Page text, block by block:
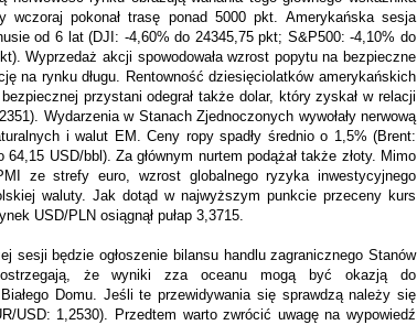
pokonał trasę ponad 5000 pkt. Amerykańska sesja
od 6 lat (DJI: -4,60% do 24345,75 pkt; S&P500: -4,10% do
Wyprzedaż akcji spowodowała wzrost popytu na bezpieczne
na rynku długu. Rentowność dziesięciolatków amerykańskich
bezpiecznej przystani odegrał także dolar, który zyskał w relacji
Wydarzenia w Stanach Zjednoczonych wywołały nerwową
i walut EM.Ceny ropy spadły średnio o 1,5% (Brent:
64,15 USD/bbl). Za głównym nurtem podążał także złoty. Mimo
ze strefy euro, wzrost globalnego ryzyka inwestycyjnego
waluty. Jak dotąd w najwyższym punkcie przeceny kurs
USD/PLN osiągnął pułap 3,3715.
sesji będzie ogłoszenie bilansu handlu zagranicznego Stanów
że wyniki zza oceanu mogą być okazją do
Domu. Jeśli te przewidywania się sprawdzą należy się
USD: 1,2530). Przedtem warto zwrócić uwagę na wypowiedź